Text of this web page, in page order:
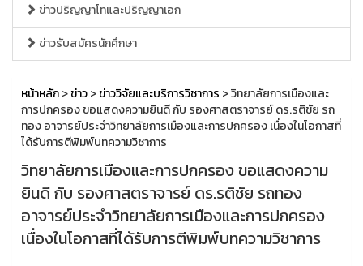
ข่าวปริญญาโทและปริญญาเอก
ข่าวรับสมัครนักศึกษา
หน้าหลัก>ข่าว>ข่าววิจัยและบริการวิชาการ > วิทยาลัยการเมืองและ
การปกครอง ขอแสดงความยินดี กับ รองศาสตราจารย์ ดร.รติชัย รถ
ทอง อาจารย์ประจำวิทยาลัยการเมืองและการปกครอง เนื่องในโอกาสที่
ได้รับการตีพิมพ์บทความวิชาการ
วิทยาลัยการเมืองและการปกครอง ขอแสดงความ
ยินดี กับ รองศาสตราจารย์ ดร.รติชัย รถทอง
อาจารย์ประจำวิทยาลัยการเมืองและการปกครอง
เนื่องในโอกาสที่ได้รับการตีพิมพ์บทความวิชาการ